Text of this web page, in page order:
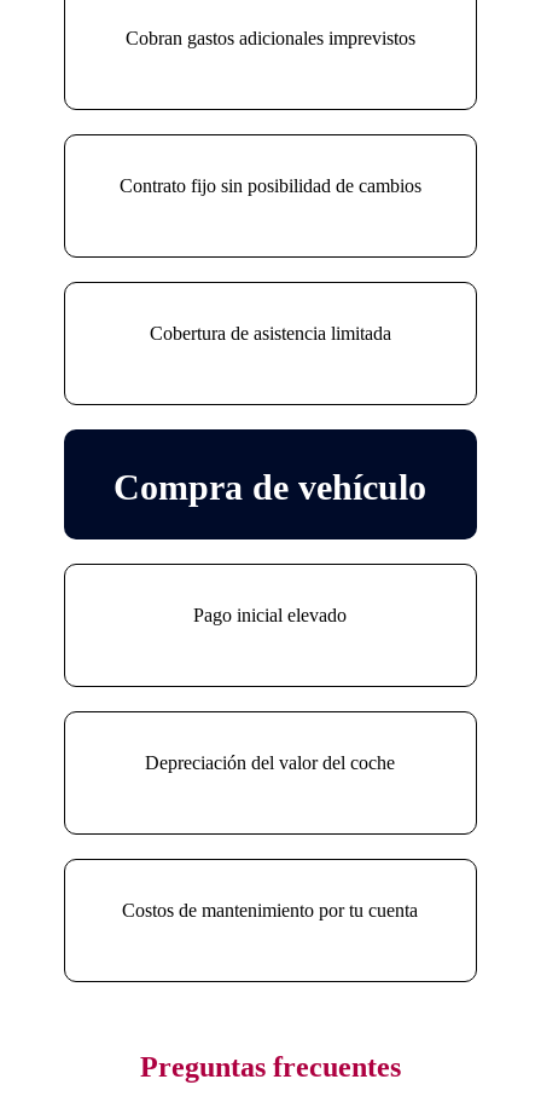
Compra de vehículo
Cobran gastos adicionales imprevistos
Pago inicial elevado
Contrato fijo sin posibilidad de cambios
Depreciación del valor del coche
Cobertura de asistencia limitada
Costos de mantenimiento por tu cuenta
Preguntas frecuentes